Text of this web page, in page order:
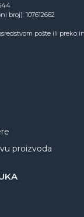
broj): 107612662
pošte ili preko
proizvoda